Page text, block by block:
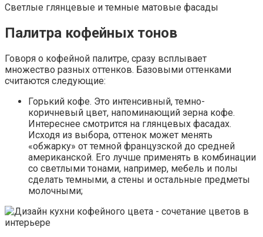
Светлые глянцевые и темные матовые фасады
Палитра кофейных тонов
Говоря о кофейной палитре, сразу всплывает
множество разных оттенков. Базовыми оттенками
считаются следующие:
Горький кофе. Это интенсивный, темно-
коричневый цвет, напоминающий зерна кофе.
Интереснее смотрится на глянцевых фасадах.
Исходя из выбора, оттенок может менять
«обжарку» от темной французской до средней
американской. Его лучше применять в комбинации
со светлыми тонами, например, мебель и полы
сделать темными, а стены и остальные предметы
молочными;